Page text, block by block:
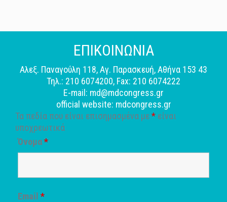
ΕΠΙΚΟΙΝΩΝΙΑ
Αλεξ. Παναγούλη 118, Αγ. Παρασκευή, Αθήνα 153 43
Τηλ.: 210 6074200, Fax: 210 6074222
E-mail: md@mdcongress.gr
official website: mdcongress.gr
Τα πεδία που είναι επισημασμένα με* είναι
υποχρεωτικά
Όνομα*
Email *